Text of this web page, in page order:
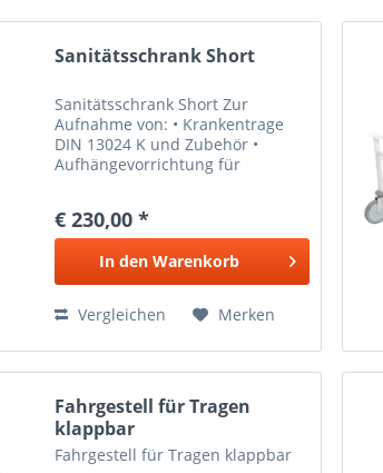
Sanitätsschrank Short
Sanitätsschrank Short Zur
Aufnahme von: • Krankentrage
DIN 13024 K und Zubehör •
Aufhängevorrichtung für
Erste-Hilfe-Emblem auf der Tür.
Lieferbar in Orange, Grün und
Weiß. Maße:...
€ 230,00 *
In den Warenkorb
Vergleichen Merken
Fahrgestell für Tragen
klappbar
Fahrgestell für Tragen klappbar